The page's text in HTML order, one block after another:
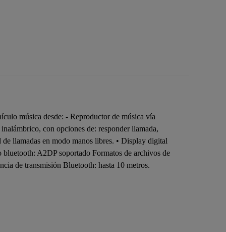
música desde: - Reproductor de música vía
con opciones de: responder llamada,
llamadas en modo manos libres. • Display digital
A2DP soportado Formatos de archivos de
de transmisión Bluetooth: hasta 10 metros.